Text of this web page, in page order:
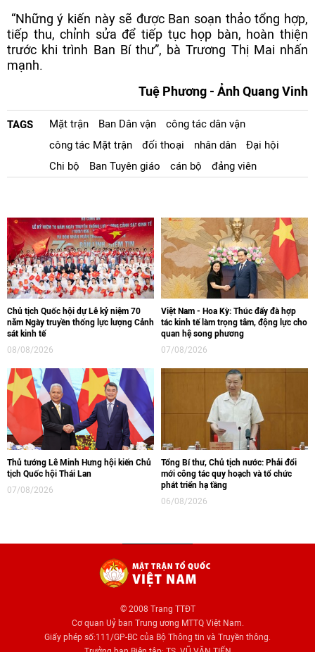
“Những ý kiến này sẽ được Ban soạn thảo tổng hợp,
tiếp thu, chỉnh sửa để tiếp tục họp bàn, hoàn thiện
trước khi trình Ban Bí thư”, bà Trương Thị Mai nhấn
mạnh.
Tuệ Phương - Ảnh Quang Vinh
TAGS Mặt trận Ban Dân vận
công tác dân vận
công tác Mặt trận
đối thoại nhân dân
Đại hội
Chi bộ
Ban Tuyên giáo cán bộ đảng viên
Chủ tịch Quốc hội dự Lễ kỷ niệm 70
năm Ngày truyền thống lực lượng Cảnh
sát kinh tế
08/08/2026
Việt Nam - Hoa Kỳ: Thúc đẩy đà hợp
tác kinh tế làm trọng tâm, động lực cho
quan hệ song phương
07/08/2026
Thủ tướng Lê Minh Hưng hội kiến Chủ
tịch Quốc hội Thái Lan
07/08/2026
Tổng Bí thư, Chủ tịch nước: Phải đổi
mới công tác quy hoạch và tổ chức
phát triển hạ tầng
06/08/2026
© 2008 Trang TTĐT
Cơ quan Uỷ ban Trung ương MTTQ Việt Nam.
Giấy phép số:111/GP-BC của Bộ Thông tin và Truyền thông.